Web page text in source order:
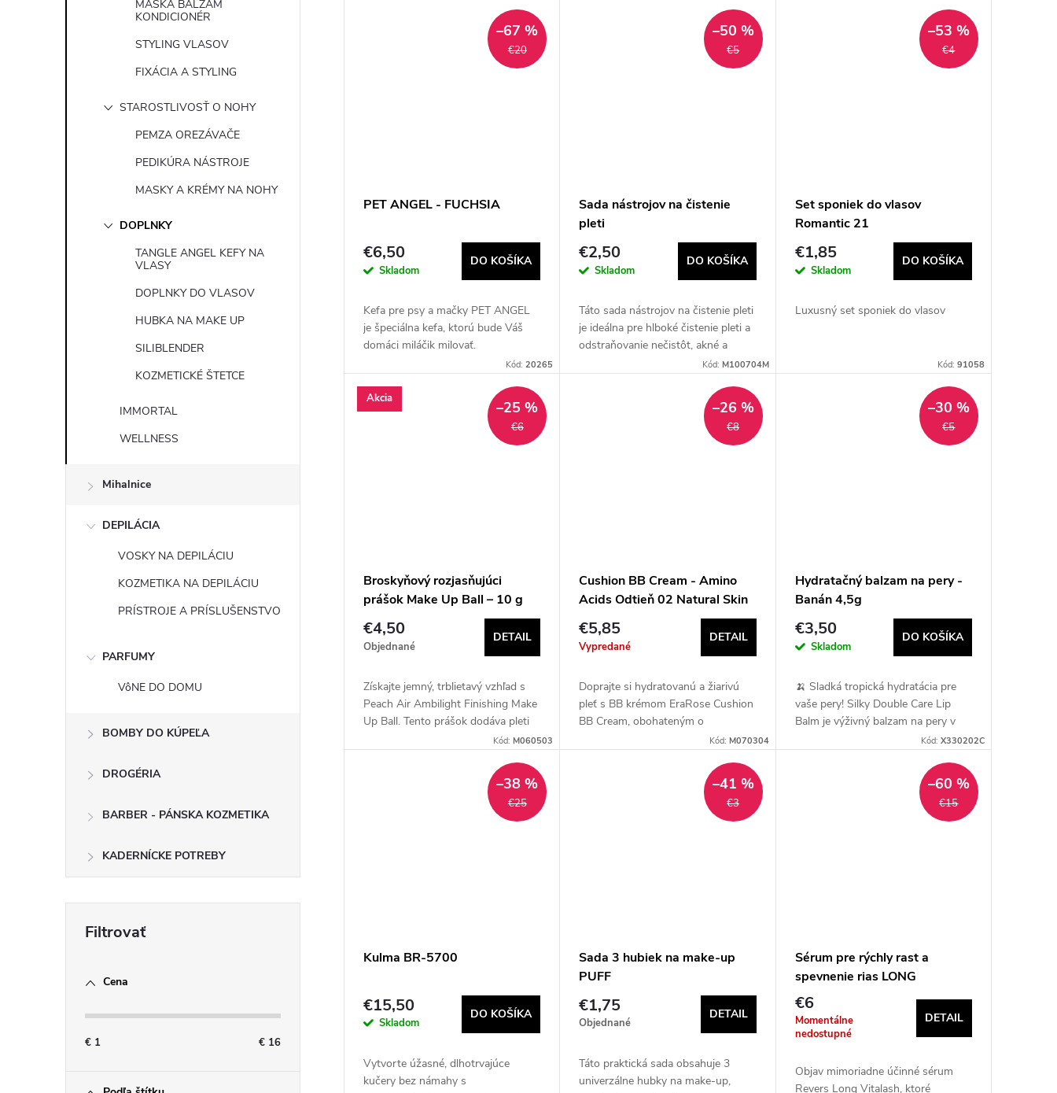
MASKA BALZÁM
KONDICIONÉR
STYLING VLASOV
FIXÁCIA A STYLING
STAROSTLIVOSŤ O NOHY
PEMZA OREZÁVAČE
PEDIKÚRA NÁSTROJE
MASKY A KRÉMY NA NOHY
DOPLNKY
TANGLE ANGEL KEFY NA
VLASY
DOPLNKY DO VLASOV
HUBKA NA MAKE UP
SILIBLENDER
KOZMETICKÉ ŠTETCE
IMMORTAL
WELLNESS
Mihalnice
DEPILÁCIA
VOSKY NA DEPILÁCIU
KOZMETIKA NA DEPILÁCIU
PRÍSTROJE A PRÍSLUŠENSTVO
PARFUMY
VôNE DO DOMU
BOMBY DO KÚPEĽA
DROGÉRIA
BARBER - PÁNSKA KOZMETIKA
KADERNÍCKE POTREBY
Cena
€ 1 € 16
€20
–67 %
PET ANGEL - FUCHSIA
€6,50
Skladom
DO KOŠÍKA
Kefa pre psy a mačky PET ANGEL
je špeciálna kefa, ktorú bude Váš
domáci miláčik milovať.
Kód:20265
€5
–50 %
Sada nástrojov na čistenie
pleti
€2,50
Skladom
DO KOŠÍKA
Táto sada nástrojov na čistenie pleti
je ideálna pre hlboké čistenie pleti a
odstraňovanie nečistôt, akné a
čiernych bodiek. Sada obsahuje 3
Kód: M100704M
€4
–53 %
Set sponiek do vlasov
Romantic 21
€1,85
Skladom
DO KOŠÍKA
Luxusný set sponiek do vlasov
Kód: 91058
Akcia
€6
–25 %
Broskyňový rozjasňujúci
prášok Make Up Ball – 10 g
veľ.M
€4,50
Objednané
DETAIL
Získajte jemný, trblietavý vzhľad s
Peach Air Ambilight Finishing Make
Up Ball. Tento prášok dodáva pleti
žiarivý efekt, zachytáva prirodzené
Kód: M060503
€8
–26 %
Cushion BB Cream - Amino
Acids Odtieň 02 Natural Skin
€5,85
Vypredané
DETAIL
Doprajte si hydratovanú a žiarivú
pleť s BB krémom EraRose Cushion
BB Cream, obohateným o
aminokyseliny, ktoré vyživujú
Kód: M070304
€5
–30 %
Hydratačný balzam na pery -
Banán 4,5g
€3,50
Skladom
DO KOŠÍKA
🍌 Sladká tropická hydratácia pre
vaše pery! Silky Double Care Lip
Balm je výživný balzam na pery v
jedinečnom banánovom dizajne,
Kód: X330202C
€25
–38 %
Kulma BR-5700
€15,50
Skladom
DO KOŠÍKA
Vytvorte úžasné, dlhotrvajúce
kučery bez námahy s
€3
–41 %
Sada 3 hubiek na make-up
PUFF
€1,75
Objednané
DETAIL
Táto praktická sada obsahuje 3
univerzálne hubky na make-up,
€15
–60 %
Sérum pre rýchly rast a
spevnenie rias LONG
VITALASH
€6
Momentálne
nedostupné
DETAIL
Objav mimoriadne účinné sérum
Revers Long Vitalash, ktoré